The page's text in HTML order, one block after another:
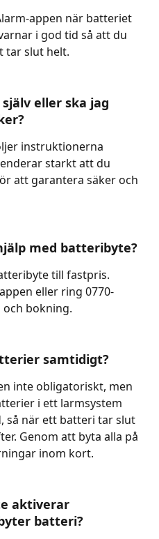
appen när batteriet
i god tid så att du
tar slut helt.
eller ska jag
instruktionerna
starkt att du
att garantera säker och
med batteribyte?
till fastpris.
eller ring 0770-
och bokning.
samtidigt?
inte obligatoriskt, men
i ett larmsystem
så när ett batteri tar slut
Genom att byta alla på
inom kort.
aktiverar
batteri?